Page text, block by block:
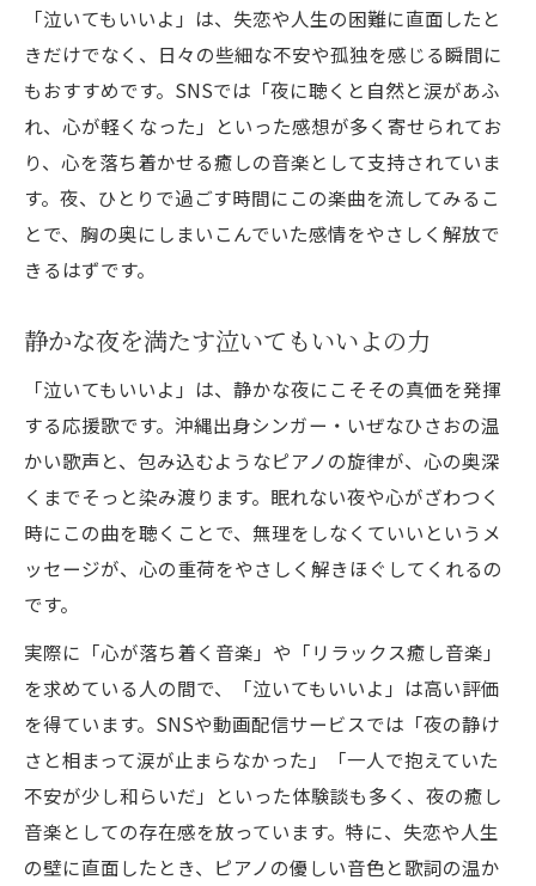
「泣いてもいいよ」は、失恋や人生の困難に直面したと
きだけでなく、日々の些細な不安や孤独を感じる瞬間に
もおすすめです。SNSでは「夜に聴くと自然と涙があふ
れ、心が軽くなった」といった感想が多く寄せられてお
り、心を落ち着かせる癒しの音楽として支持されていま
す。夜、ひとりで過ごす時間にこの楽曲を流してみるこ
とで、胸の奥にしまいこんでいた感情をやさしく解放で
きるはずです。
静かな夜を満たす泣いてもいいよの力
「泣いてもいいよ」は、静かな夜にこそその真価を発揮
する応援歌です。沖縄出身シンガー・いぜなひさおの温
かい歌声と、包み込むようなピアノの旋律が、心の奥深
くまでそっと染み渡ります。眠れない夜や心がざわつく
時にこの曲を聴くことで、無理をしなくていいというメ
ッセージが、心の重荷をやさしく解きほぐしてくれるの
です。
実際に「心が落ち着く音楽」や「リラックス癒し音楽」
を求めている人の間で、「泣いてもいいよ」は高い評価
を得ています。SNSや動画配信サービスでは「夜の静け
さと相まって涙が止まらなかった」「一人で抱えていた
不安が少し和らいだ」といった体験談も多く、夜の癒し
音楽としての存在感を放っています。特に、失恋や人生
の壁に直面したとき、ピアノの優しい音色と歌詞の温か